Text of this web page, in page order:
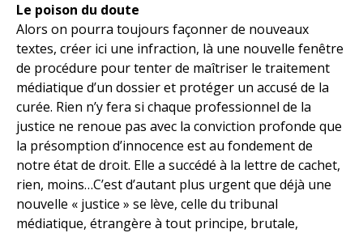
Le poison du doute
Alors on pourra toujours façonner de nouveaux
textes, créer ici une infraction, là une nouvelle fenêtre
de procédure pour tenter de maîtriser le traitement
médiatique d’un dossier et protéger un accusé de la
curée. Rien n’y fera si chaque professionnel de la
justice ne renoue pas avec la conviction profonde que
la présomption d’innocence est au fondement de
notre état de droit. Elle a succédé à la lettre de cachet,
rien, moins…C’est d’autant plus urgent que déjà une
nouvelle « justice » se lève, celle du tribunal
médiatique, étrangère à tout principe, brutale,